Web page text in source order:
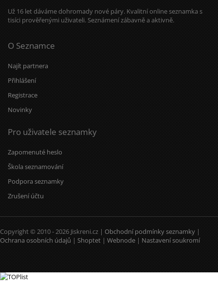
Už 16 let dáváme dohromady nové páry. Kvalitní online seznamka s
tisíci prověřenými uživateli. Seznámení zábavně a aktivně.
O Seznamce
Najít partnera
Přihlášení
Registrace
Novinky
Pro uživatele seznamky
Zapomenuté heslo
Škola seznamování
Podpora seznamky
Zrušení účtu
Copyright © 2010 - 2026 Jiskreni.cz | Obchodní podmínky seznamky |
Ochrana osobních údajů | Shoptet | Webnode | Nastavení soukromí